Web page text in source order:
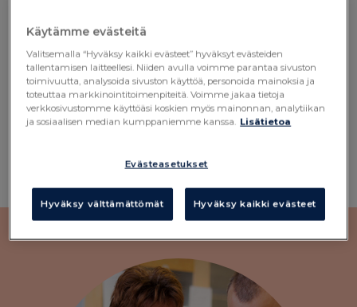
Käytämme evästeitä
Valitsemalla “Hyväksy kaikki evästeet” hyväksyt evästeiden
tallentamisen laitteellesi. Niiden avulla voimme parantaa sivuston
toimivuutta, analysoida sivuston käyttöä, personoida mainoksia ja
toteuttaa markkinointitoimenpiteitä. Voimme jakaa tietoja
verkkosivustomme käyttöäsi koskien myös mainonnan, analytiikan
ja sosiaalisen median kumppaniemme kanssa. Lisätietoa
Evästeasetukset
Hyväksy välttämättömät Hyväksy kaikki evästeet